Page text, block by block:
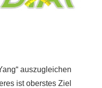
auszugleichen
ist oberstes Ziel